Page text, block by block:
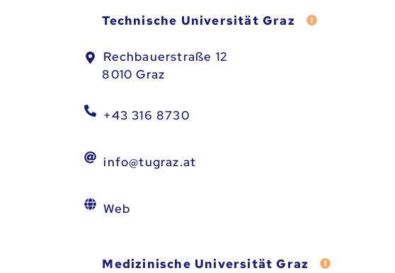
Technische Universität Graz Fehler melden
Rechbauerstraße 12
8010 Graz
+43 316 8730
info@tugraz.at
Web
Medizinische Universität Graz Fehler melden